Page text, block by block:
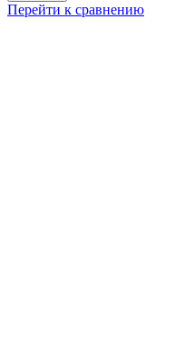
Перейти к сравнению